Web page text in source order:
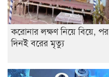
করোনার লক্ষণ নিয়ে বিয়ে, পর
দিনই বরের মৃত্যু